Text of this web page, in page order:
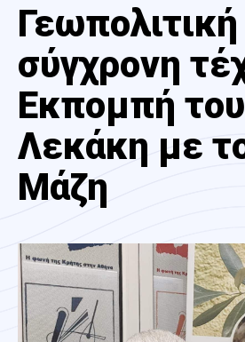
Γεωπολιτική
σύγχρονη
Εκπομπή
Λεκάκη με
Μάζη